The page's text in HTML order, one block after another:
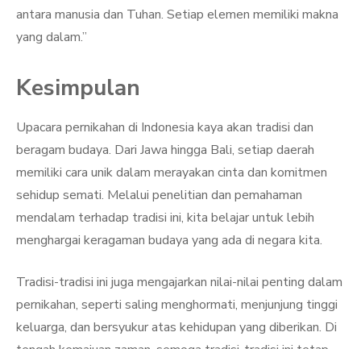
antara manusia dan Tuhan. Setiap elemen memiliki makna
yang dalam.”
Kesimpulan
Upacara pernikahan di Indonesia kaya akan tradisi dan
beragam budaya. Dari Jawa hingga Bali, setiap daerah
memiliki cara unik dalam merayakan cinta dan komitmen
sehidup semati. Melalui penelitian dan pemahaman
mendalam terhadap tradisi ini, kita belajar untuk lebih
menghargai keragaman budaya yang ada di negara kita.
Tradisi-tradisi ini juga mengajarkan nilai-nilai penting dalam
pernikahan, seperti saling menghormati, menjunjung tinggi
keluarga, dan bersyukur atas kehidupan yang diberikan. Di